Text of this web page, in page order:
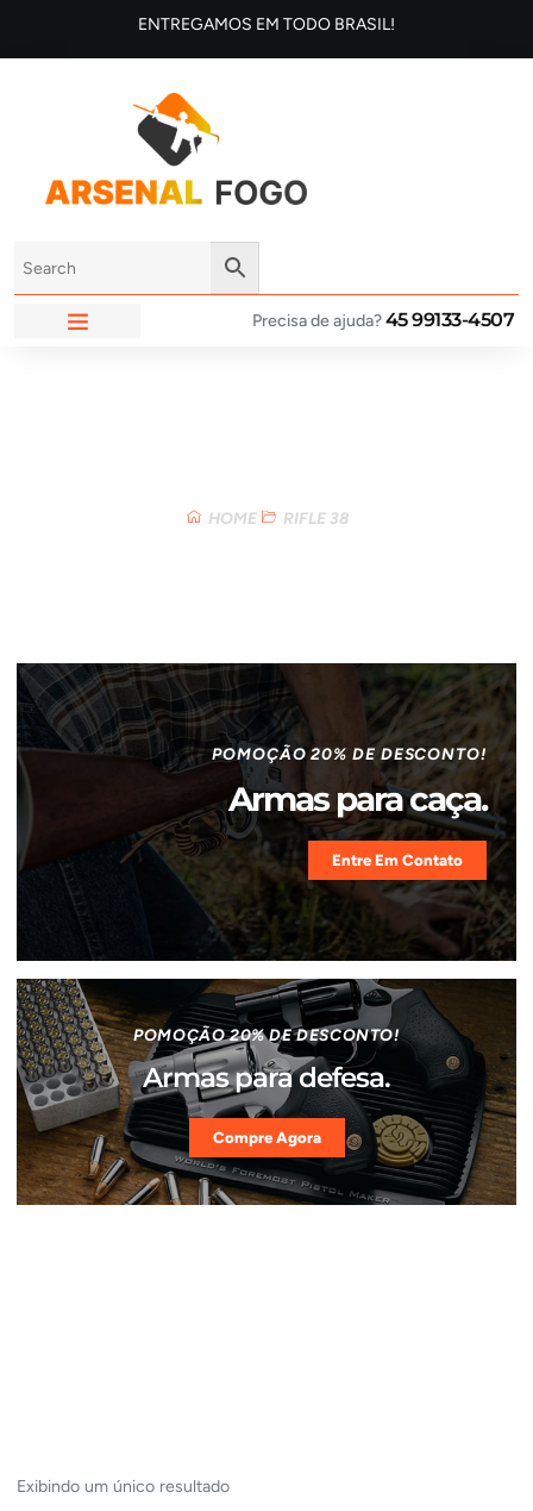
ENTREGAMOS EM TODO BRASIL!
Precisa de ajuda?45 99133-4507
HOME RIFLE 38
POMOÇÃO 20% DE DESCONTO!
Armas para caça.
Entre Em Contato
POMOÇÃO 20% DE DESCONTO!
Armas para defesa.
Compre Agora
Exibindo um único resultado